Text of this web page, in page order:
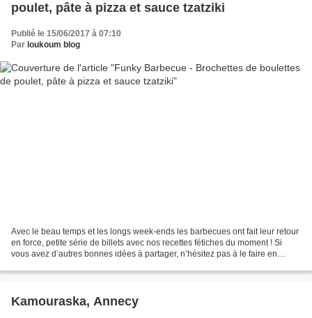
poulet, pâte à pizza et sauce tzatziki
Publié le 15/06/2017 à 07:10
Par loukoum blog
Avec le beau temps et les longs week-ends les barbecues ont fait leur retour
en force, petite série de billets avec nos recettes fétiches du moment ! Si
vous avez d’autres bonnes idées à partager, n’hésitez pas à le faire en
Kamouraska, Annecy